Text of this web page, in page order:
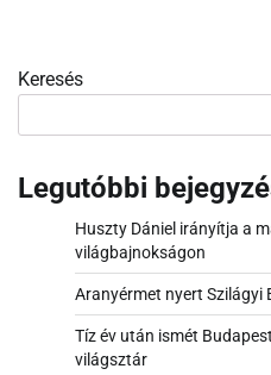
Keresés
Legutóbbi
Huszty Dániel irányítja a
világbajnokságon
Aranyérmet nyert Szilágyi
Tíz év után ismét
világsztár